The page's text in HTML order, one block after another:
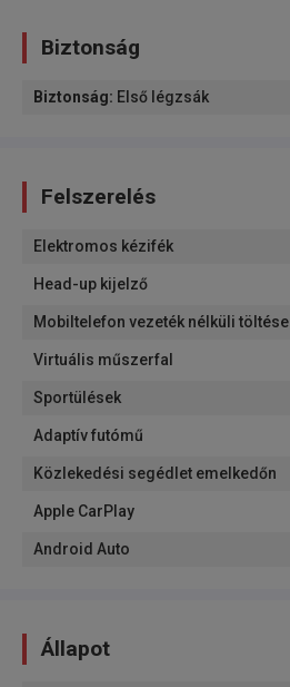
Biztonság
Biztonság: Első légzsák
Felszerelés
Elektromos kézifék
Head-up kijelző
Mobiltelefon vezeték nélküli töltése
Virtuális műszerfal
Sportülések
Adaptív futómű
Közlekedési segédlet emelkedőn
Apple CarPlay
Android Auto
Állapot